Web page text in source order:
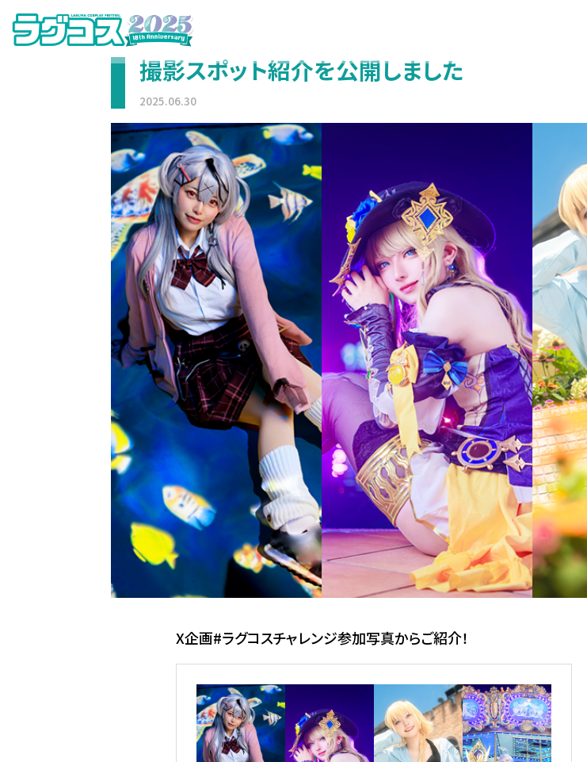
撮影スポット紹介を公開しました
2025.06.30
X企画#ラグコスチャレンジ参加写真からご紹介！